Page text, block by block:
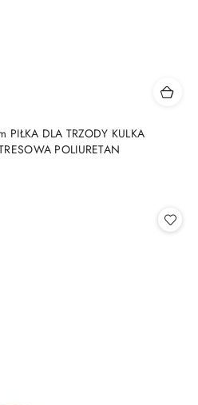
DLA TRZODY KULKA
POLIURETAN